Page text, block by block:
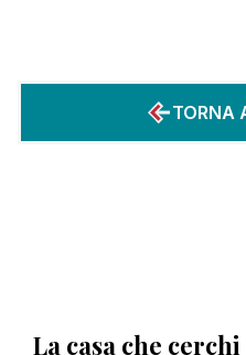
TORNA
La casa che cerchi